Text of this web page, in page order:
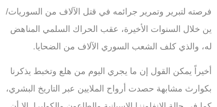
فرصته لتبرير وتمرير جرائمه في قتل الآلاف من السوريات/
ين خلال السنوات الأخيرة، عقب الحراك السلمي المناهض
له، والذي كلف الشعب السوري الآلاف من الضحايا.
أخيراً يمكن القول إن ما يجري اليوم من هلع وتخبط يذكرنا
بكوارث مشابهة حصدت أرواح الملايين عبر التاريخ البشري،